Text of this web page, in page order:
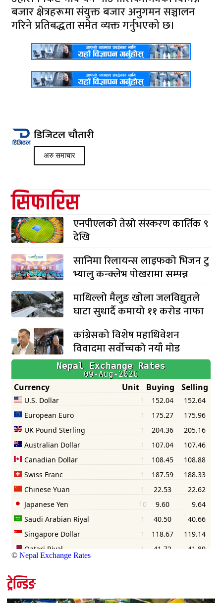
बजार क्षेत्रहरूमा संयुक्त बजार अनुगमन सञ्चालन
गरिने प्रतिबद्धता समेत व्यक्त गर्नुभएको छ।
डिजिटल चौतारी
अरु समाचार
सिफारिस
एनपीएलको तेस्रो संस्करण कार्तिक ९
देखि
सानिमा रिलायन्स लाइफको भिजन टु
भ्यालु कन्क्लेभ पोखरामा सम्पन्न
माथिल्लो मैलुङ खोला जलविद्युतले
घाटा सुधार्दै कमायो ११ करोड नाफा
कांग्रेसको विशेष महाधिवेशन
विवादमा सर्वोच्चको नयाँ मोड
© Nepal Exchange Rates
ट्रेन्डिङ